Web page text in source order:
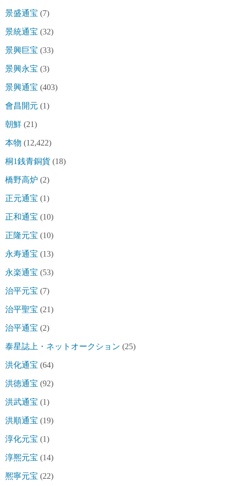
景盛通宝 (7)
景統通宝 (32)
景興巨宝 (33)
景興永宝 (3)
景興通宝 (403)
會昌開元 (1)
朝鮮 (21)
本物 (12,422)
桐1銭青銅貨 (18)
橋野高炉 (2)
正元通宝 (1)
正和通宝 (10)
正隆元宝 (10)
永寿通宝 (13)
永楽通宝 (53)
治平元宝 (7)
治平聖宝 (21)
治平通宝 (2)
泰星誌上・ネットオークション (25)
洪化通宝 (64)
洪徳通宝 (92)
洪武通宝 (1)
洪順通宝 (19)
淳化元宝 (1)
淳熈元宝 (14)
熈寧元宝 (22)